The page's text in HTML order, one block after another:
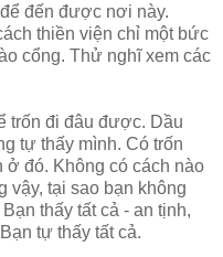
đến được nơi này.
thiền viện chỉ một bức
cổng. Thử nghĩ xem các
trốn đi đâu được. Dầu
tự thấy mình. Có trốn
ở đó. Không có cách nào
vậy, tại sao bạn không
thấy tất cả - an tịnh,
tự thấy tất cả.